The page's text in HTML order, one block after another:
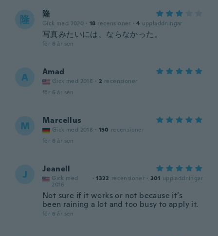
隆 隆
Gick med 2020 · 18 recensioner · 4 uppladdningar
写真みたいには、ならなかった。
för 6 år sen
A Amad
Gick med 2018 · 2 recensioner
för 6 år sen
M Marcellus
Gick med 2018 · 150 recensioner
för 6 år sen
J Jeanell
Gick med
2016
· 1322 recensioner · 301 uppladdningar
Not sure if it works or not because it’s
been raining a lot and too busy to apply it.
för 6 år sen